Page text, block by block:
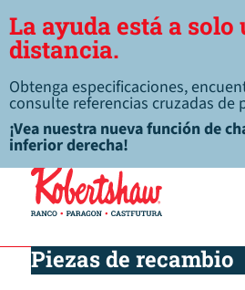
La ayuda está a solo
distancia.
Obtenga especificaciones,
consulte referencias cruzadas de
¡Vea nuestra nueva función de
inferior derecha!
Piezas de recambio